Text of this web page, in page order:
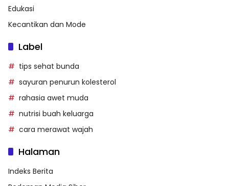
Edukasi
Kecantikan dan Mode
Label
tips sehat bunda
sayuran penurun kolesterol
rahasia awet muda
nutrisi buah keluarga
cara merawat wajah
Halaman
Indeks Berita